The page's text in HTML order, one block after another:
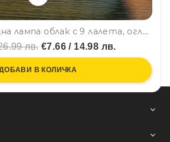
LED диодна нощна лампа облак с 9 лалета, огледален ефект - жълта
лв.€7.66 / 14.98 лв.
В КОЛИЧКА